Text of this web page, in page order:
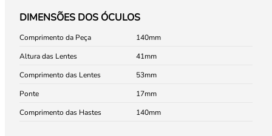
DIMENSÕES DOS ÓCULOS
Comprimento da Peça
140
Altura das Lentes
41
Comprimento das Lentes
53
Ponte
17
Comprimento das Hastes
140